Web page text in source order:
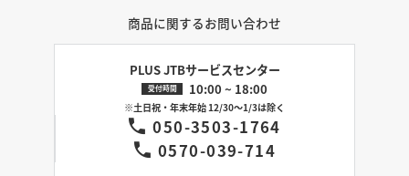
商品に関するお問い合わせ
PLUS JTBサービスセンター
受付時間 10:00 ~ 18:00
※土日祝・年末年始 12/30～1/3は除く
050-3503-1764
0570-039-714